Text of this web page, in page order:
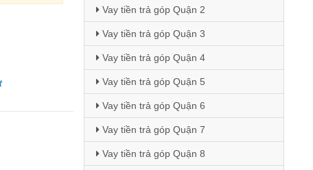
Vay tiền trả góp Quận 2
Vay tiền trả góp Quận 3
Vay tiền trả góp Quận 4
Vay tiền trả góp Quận 5
Vay tiền trả góp Quận 6
Vay tiền trả góp Quận 7
Vay tiền trả góp Quận 8